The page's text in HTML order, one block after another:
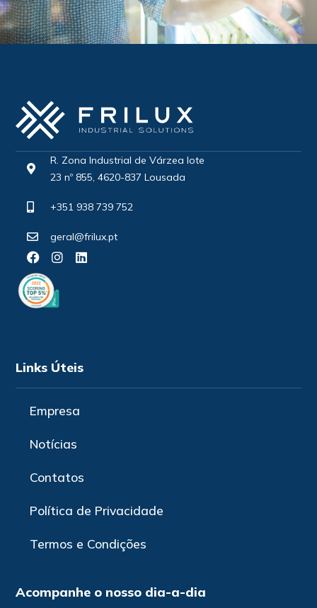
R. Zona Industrial de Várzea lote
23 nº 855, 4620-837 Lousada
+351 938 739 752
geral@frilux.pt
Links Úteis
Empresa
Notícias
Contatos
Política de Privacidade
Termos e Condições
Acompanhe o nosso dia-a-dia